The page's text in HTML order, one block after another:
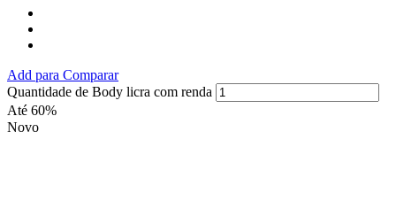
Add para Comparar
Quantidade de Body licra com renda
Até 60%
Novo